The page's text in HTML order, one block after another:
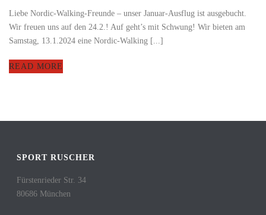
Liebe Nordic-Walking-Freunde – unser Januar-Ausflug ist ausgebucht.
Wir freuen uns auf den 24.2.! Auf geht’s mit Schwung! Wir bieten am
Samstag, 13.1.2024 eine Nordic-Walking [...]
READ MORE
SPORT RUSCHER
Fürstenrieder Str. 34
80686 München